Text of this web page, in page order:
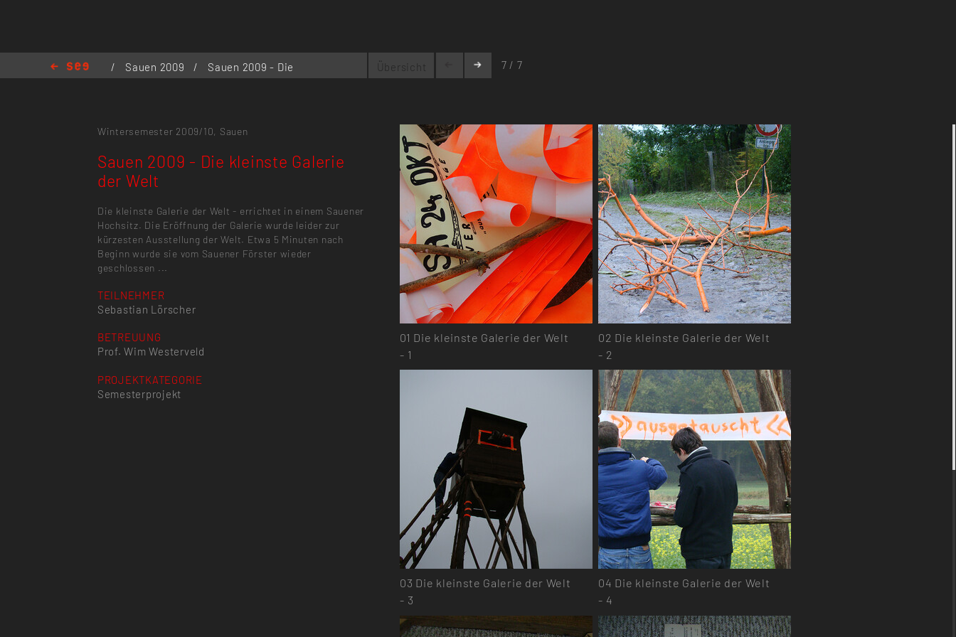
/ Sauen 2009 /
Sauen 2009 - Die
Übersicht 7 / 7
Wintersemester 2009/10, Sauen
Sauen 2009 - Die kleinste Galerie
der Welt
Die kleinste Galerie der Welt - errichtet in einem Sauener
Hochsitz. Die Eröffnung der Galerie wurde leider zur
kürzesten Ausstellung der Welt. Etwa 5 Minuten nach
Beginn wurde sie vom Sauener Förster wieder
geschlossen ...
TEILNEHMER
Sebastian Lörscher
BETREUUNG
Prof. Wim Westerveld
PROJEKTKATEGORIE
Semesterprojekt
01 Die kleinste Galerie der Welt
- 1
02 Die kleinste Galerie der Welt
- 2
03 Die kleinste Galerie der Welt
- 3
04 Die kleinste Galerie der Welt
- 4